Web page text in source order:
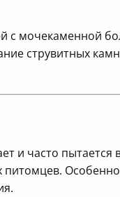
с мочекаменной
струвитных
и часто пытается